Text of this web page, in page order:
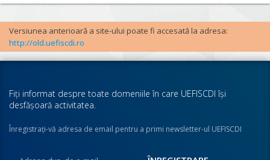
Versiunea anterioară a site-ului poate fi accesată la adresa:
http://old.uefiscdi.ro
Fiţi informat despre toate domeniile în care UEFISCDI îşi
desfăşoară activitatea.
Înregistraţi-vă adresa de email pentru a primi newsletter-ul UEFISCDI